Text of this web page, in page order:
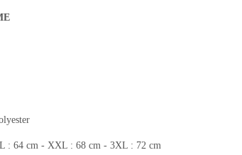
: 64 cm - XXL : 68 cm - 3XL : 72 cm